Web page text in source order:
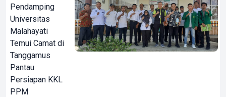
Pendamping
Universitas
Malahayati
Temui Camat di
Tanggamus
Pantau
Persiapan KKL
PPM